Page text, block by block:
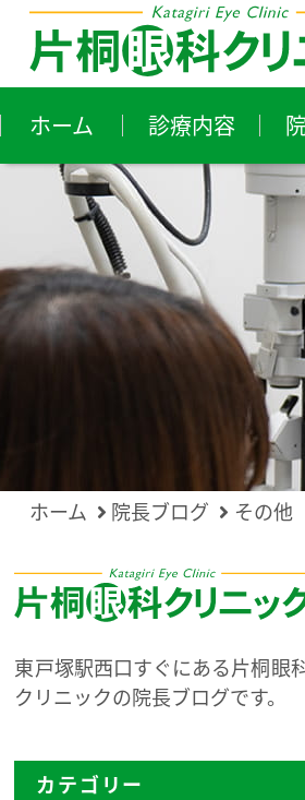
ホーム 診療内容
近視・
白内障
小児眼
ホーム 院長ブログ その他
東戸塚駅西口すぐにある片桐眼
クリニックの院長ブログです。
カテゴリー